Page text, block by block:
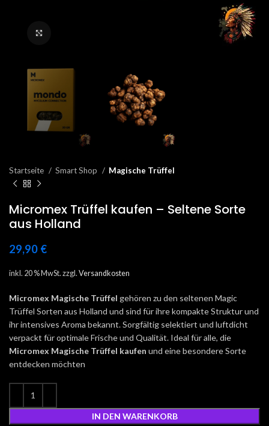
Startseite Smart Shop Magische Trüffel
Micromex Trüffel kaufen – Seltene Sorte
aus Holland
29,90 €
inkl. 20 % MwSt. zzgl. Versandkosten
Micromex Magische Trüffel gehören zu den seltenen Magic
Trüffel Sorten aus Holland und sind für ihre kompakte Struktur und
ihr intensives Aroma bekannt. Sorgfältig selektiert und luftdicht
verpackt für optimale Frische und Qualität. Ideal für alle, die
Micromex Magische Trüffel kaufen und eine besondere Sorte
entdecken möchten
IN DEN WARENKORB